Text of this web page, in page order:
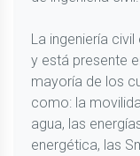
La ingeniería
y está presente
mayoría de los
como: la
agua, las
energética, las